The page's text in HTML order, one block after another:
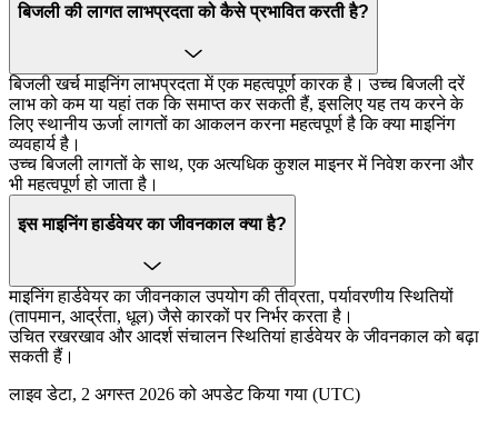
बिजली की लागत लाभप्रदता को कैसे प्रभावित करती है?
बिजली खर्च माइनिंग लाभप्रदता में एक महत्वपूर्ण कारक है। उच्च बिजली दरें
लाभ को कम या यहां तक कि समाप्त कर सकती हैं, इसलिए यह तय करने के
लिए स्थानीय ऊर्जा लागतों का आकलन करना महत्वपूर्ण है कि क्या माइनिंग
व्यवहार्य है।
उच्च बिजली लागतों के साथ, एक अत्यधिक कुशल माइनर में निवेश करना और
भी महत्वपूर्ण हो जाता है।
इस माइनिंग हार्डवेयर का जीवनकाल क्या है?
माइनिंग हार्डवेयर का जीवनकाल उपयोग की तीव्रता, पर्यावरणीय स्थितियों
(तापमान, आर्द्रता, धूल) जैसे कारकों पर निर्भर करता है।
उचित रखरखाव और आदर्श संचालन स्थितियां हार्डवेयर के जीवनकाल को बढ़ा
सकती हैं।
लाइव डेटा, 2 अगस्त 2026 को अपडेट किया गया (UTC)